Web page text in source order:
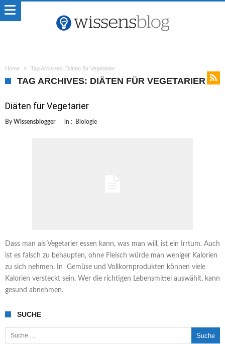
Home Tag Archives: Diäten für Vegetarier
TAG ARCHIVES: DIÄTEN FÜR VEGETARIER
Diäten für Vegetarier
By Wissensblogger in : Biologie
Dass man als Vegetarier essen kann, was man will, ist ein Irrtum. Auch
ist es falsch zu behaupten, ohne Fleisch würde man weniger Kalorien
zu sich nehmen. In Gemüse und Vollkornprodukten können viele
Kalorien versteckt sein. Wer die richtigen Lebensmittel auswählt, kann
gesund abnehmen.
SUCHE
Suche nach: